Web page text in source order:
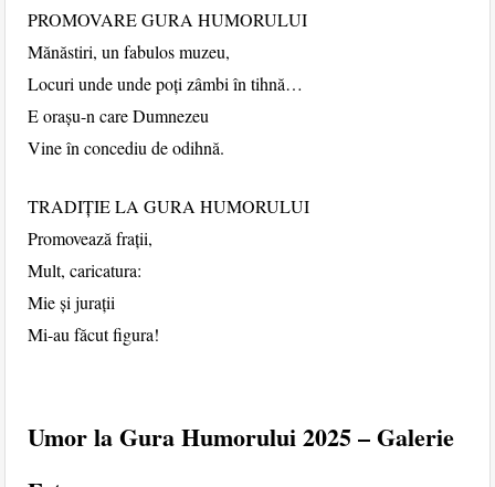
PROMOVARE GURA HUMORULUI
Mănăstiri, un fabulos muzeu,
Locuri unde unde poți zâmbi în tihnă…
E orașu-n care Dumnezeu
Vine în concediu de odihnă.
TRADIȚIE LA GURA HUMORULUI
Promovează frații,
Mult, caricatura:
Mie și jurații
Mi-au făcut figura!
Umor la Gura Humorului 2025 – Galerie